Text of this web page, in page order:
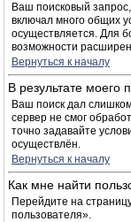
Ваш поисковый
включал много общих
осуществляется. Для
возможности
Вернуться к началу
В результате моего
Ваш поиск дал
сервер не смог
точно задавайте
осуществлён.
Вернуться к началу
Как мне найти
Перейдите на
пользователя».